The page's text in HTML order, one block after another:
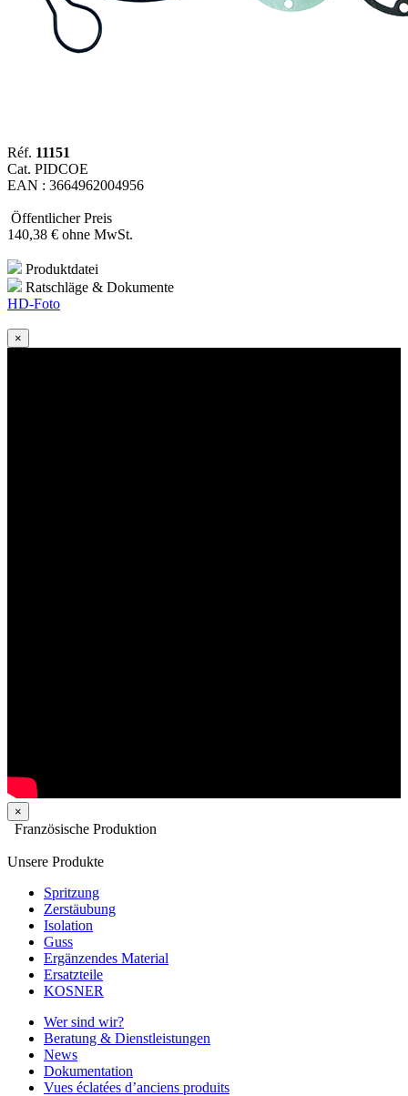
Réf. 11151
Cat. PIDCOE
EAN : 3664962004956
Öffentlicher Preis
140,38 € ohne MwSt.
Produktdatei
Ratschläge & Dokumente
HD-Foto
×
×
Französische Produktion
Unsere Produkte
Spritzung
Zerstäubung
Isolation
Guss
Ergänzendes Material
Ersatzteile
KOSNER
Wer sind wir?
Beratung & Dienstleistungen
News
Dokumentation
Vues éclatées d’anciens produits